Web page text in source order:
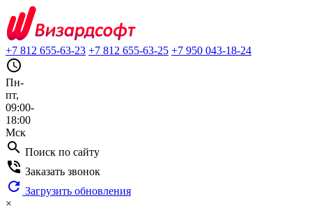
+7 812 655-63-23 +7 812 655-63-25 +7 950 043-18-24
query_builder
Пн-
пт,
09:00-
18:00
Мск
search Поиск по сайту
phone_in_talk Заказать звонок
refresh Загрузить обновления
×